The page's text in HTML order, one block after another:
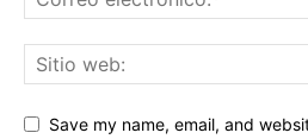
Save my name, email, and